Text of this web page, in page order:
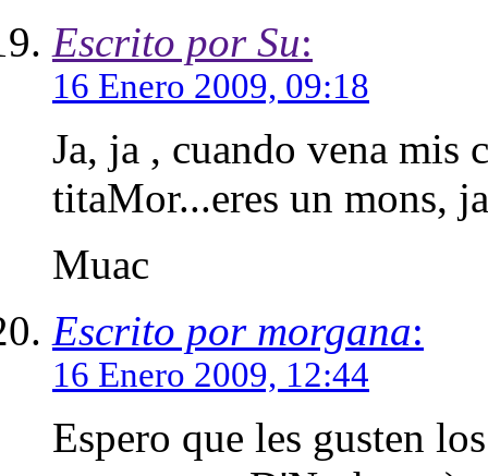
Escrito por Su:
16 Enero 2009, 09:18
Ja, ja , cuando vena mis
titaMor...eres un mons,
Muac
Escrito por morgana:
16 Enero 2009, 12:44
Espero que les gusten